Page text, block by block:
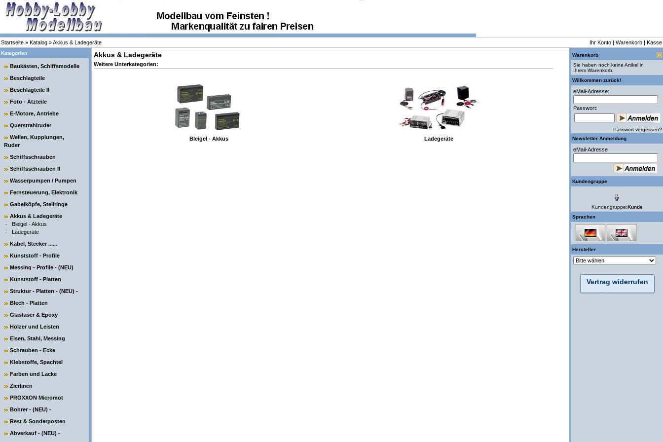
Startseite » Katalog »Akkus & Ladegeräte Ihr Konto | Warenkorb | Kasse
Kategorien
Baukästen, Schiffsmodelle
Beschlagteile
Beschlagteile II
Foto - Ätzteile
E-Motore, Antriebe
Querstrahlruder
Wellen, Kupplungen,
Ruder
Schiffsschrauben
Schiffsschrauben II
Wasserpumpen / Pumpen
Fernsteuerung, Elektronik
Gabelköpfe, Stellringe
Akkus & Ladegeräte
- Bleigel - Akkus
- Ladegeräte
Kabel, Stecker ......
Kunststoff - Profile
Messing - Profile - (NEU)
Kunststoff - Platten
Struktur - Platten - (NEU) -
Blech - Platten
Glasfaser & Epoxy
Hölzer und Leisten
Eisen, Stahl, Messing
Schrauben - Ecke
Klebstoffe, Spachtel
Farben und Lacke
Zierlinen
PROXXON Micromot
Bohrer - (NEU) -
Rest & Sonderposten
Abverkauf - (NEU) -
Akkus & Ladegeräte
Weitere Unterkategorien:
Bleigel - Akkus Ladegeräte
Warenkorb
Sie haben noch keine Artikel in
Ihrem Warenkorb.
Willkommen zurück!
eMail-Adresse:
Passwort:
Passwort vergessen?
Newsletter Anmeldung
eMail-Adresse
Kundengruppe
Kundengruppe:Kunde
Sprachen
Hersteller
Vertrag widerrufen